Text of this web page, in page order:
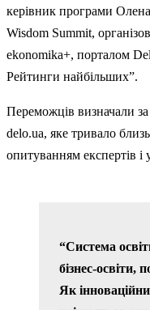
керівник програми
Wisdom Summit,
ekonomikа+, порталом
Рейтинги найбільших”.
Переможців визначали
delo.ua, яке тривало
опитуванням експертів
“Система
бізнес-освіти,
Як